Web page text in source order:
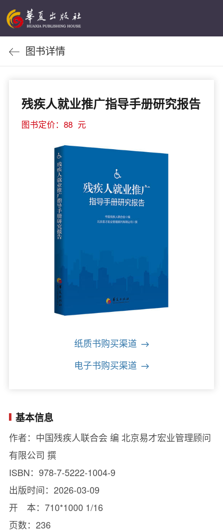
图书详情
残疾人就业推广指导手册研究报告
图书定价：88 元
纸质书购买渠道
电子书购买渠道
基本信息
作者：中国残疾人联合会 编 北京易才宏业管理顾问
有限公司 撰
ISBN：978-7-5222-1004-9
出版时间：2026-03-09
开 本：710*1000 1/16
页数：236